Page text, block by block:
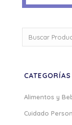
por:
Alimentos y
Cuidado